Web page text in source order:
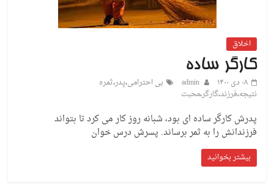
اخلاق
کارگر ساده
۰۸ دی ۱۴۰۰ admin بی احترامی،پدر،ثمره
نتیجه،فرزند،گارگر،محبت
پدرش کارگر ساده ای بود، شبانه روز کار می کرد تا بتواند
فرزندانش را به ثمر برساند. پسرش درس خوان
بیشتر بخوانید